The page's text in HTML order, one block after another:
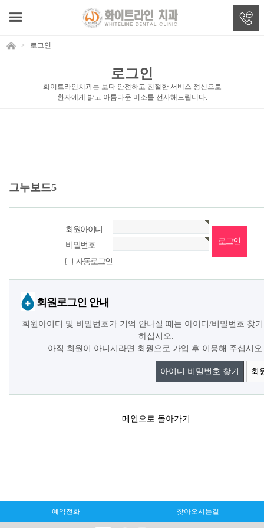
> 로그인
로그인
화이트라인치과는 보다 안전하고 친절한 서비스 정신으로
환자에게 밝고 아름다운 미소를 선사해드립니다.
그누보드5
회원아이디
비밀번호
자동로그인
회원로그인 안내
회원아이디 및 비밀번호가 기억 안나실 때는 아이디/비밀번호 찾
하십시오.
아직 회원이 아니시라면 회원으로 가입 후 이용해 주십시오.
아이디 비밀번호 찾기 회
메인으로 돌아가기
예약전화 찾아오시는길